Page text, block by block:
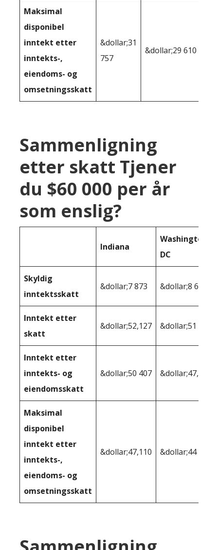
Maksimal
disponibel
inntekt etter
inntekts-,
eiendoms- og
omsetningsskatt
&dollar;31
757
&dollar;29 610
Sammenligning
etter skatt Tjener
du $60 000 per år
som enslig?
Indiana
Washington
DC
Skyldig
inntektsskatt
&dollar;7 873 &dollar;8 626
Inntekt etter
skatt
&dollar;52,127 &dollar;51 374
Inntekt etter
inntekts- og
eiendomsskatt
&dollar;50 407 &dollar;47,223
Maksimal
disponibel
inntekt etter
inntekts-,
eiendoms- og
omsetningsskatt
&dollar;47,110 &dollar;44 550